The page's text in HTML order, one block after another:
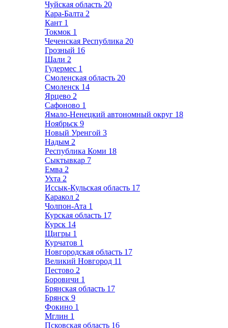
Чуйская область 20
Кара-Балта 2
Кант 1
Токмок 1
Чеченская Республика 20
Грозный 16
Шали 2
Гудермес 1
Смоленская область 20
Смоленск 14
Ярцево 2
Сафоново 1
Ямало-Ненецкий автономный округ 18
Ноябрьск 9
Новый Уренгой 3
Надым 2
Республика Коми 18
Сыктывкар 7
Емва 2
Ухта 2
Иссык-Кульская область 17
Каракол 2
Чолпон-Ата 1
Курская область 17
Курск 14
Щигры 1
Курчатов 1
Новгородская область 17
Великий Новгород 11
Пестово 2
Боровичи 1
Брянская область 17
Брянск 9
Фокино 1
Мглин 1
Псковская область 16